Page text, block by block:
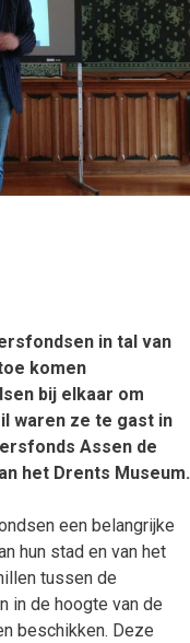
in tal van
komen
bij elkaar om
waren ze te gast in
Assen de
het Drents Museum.
een belangrijke
hun stad en van het
tussen de
in de hoogte van de
beschikken. Deze